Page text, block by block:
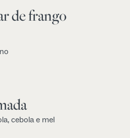
de frango
cebola e mel